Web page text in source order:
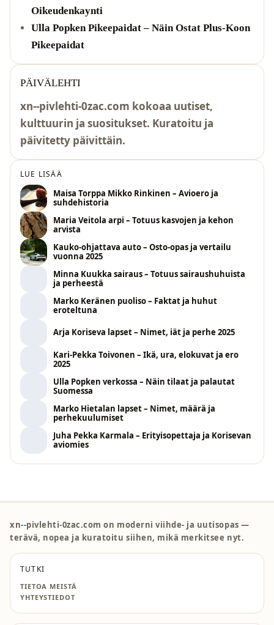
Oikeudenkaynti
Ulla Popken Pikeepaidat – Näin Ostat Plus-Koon
Pikeepaidat
PÄIVÄLEHTI
xn--pivlehti-0zac.com kokoaa uutiset,
kulttuurin ja suositukset. Kuratoitu ja
päivitetty päivittäin.
LUE LISÄÄ
Maisa Torppa Mikko Rinkinen – Avioero ja
suhdehistoria
Maria Veitola arpi – Totuus kasvojen ja kehon
arvista
Kauko-ohjattava auto – Osto-opas ja vertailu
vuonna 2025
Minna Kuukka sairaus – Totuus sairaushuhuista
ja perheestä
Marko Keränen puoliso – Faktat ja huhut
eroteltuna
Arja Koriseva lapset – Nimet, iät ja perhe 2025
Kari-Pekka Toivonen – Ikä, ura, elokuvat ja ero
2025
Ulla Popken verkossa – Näin tilaat ja palautat
Suomessa
Marko Hietalan lapset – Nimet, määrä ja
perhekuulumiset
Juha Pekka Karmala – Erityisopettaja ja Korisevan
aviomies
xn--pivlehti-0zac.com on moderni viihde- ja uutisopas —
terävä, nopea ja kuratoitu siihen, mikä merkitsee nyt.
TUTKI
TIETOA MEISTÄ
YHTEYSTIEDOT